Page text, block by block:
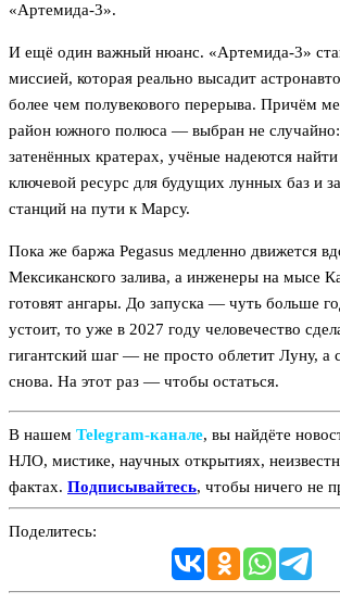
«Артемида-3».
И ещё один важный нюанс. «Артемида-3»
миссией, которая реально высадит
более чем полувекового перерыва. Причём
район южного полюса — выбран не
затенённых кратерах, учёные надеются
ключевой ресурс для будущих лунных баз и
станций на пути к Марсу.
Пока же баржа Pegasus медленно движется
Мексиканского залива, а инженеры на мысе
готовят ангары. До запуска — чуть больше
устоит, то уже в 2027 году человечество
гигантский шаг — не просто облетит Луну, а
снова. На этот раз — чтобы остаться.
В нашем Telegram‑канале, вы найдёте
НЛО, мистике, научных открытиях,
фактах. Подписывайтесь, чтобы ничего не
Поделитесь: